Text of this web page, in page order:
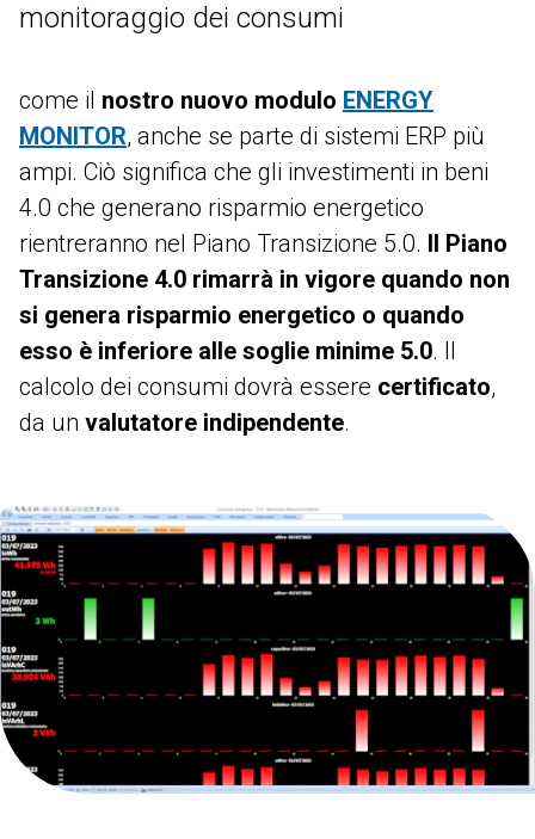
monitoraggio dei consumi
come il nostro nuovo modulo ENERGY
MONITOR, anche se parte di sistemi ERP più
ampi. Ciò significa che gli investimenti in beni
4.0 che generano risparmio energetico
rientreranno nel Piano Transizione 5.0. Il Piano
Transizione 4.0 rimarrà in vigore quando non
si genera risparmio energetico o quando
esso è inferiore alle soglie minime 5.0. Il
calcolo dei consumi dovrà essere certificato,
da un valutatore indipendente.